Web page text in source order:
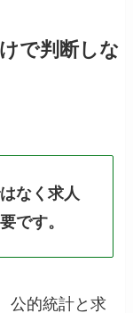
で判断しな
なく求人
です。
公的統計と求